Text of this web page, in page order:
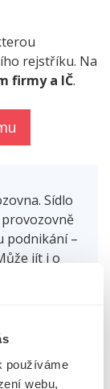
používáme
webu,
rejstříku. Na
firmy a IČ.
Sídlo
podnikání –
jít i o
několik